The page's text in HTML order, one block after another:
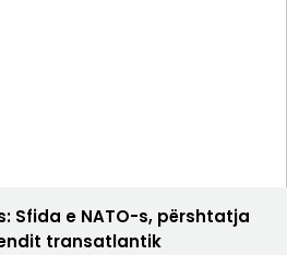
Sfida e NATO-s, përshtatja
transatlantik